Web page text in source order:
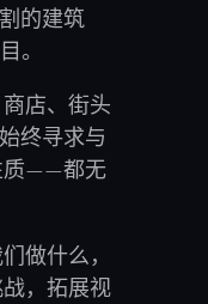
的建筑
。
店、街头
终寻求与
质——都无
做什么，
，拓展视